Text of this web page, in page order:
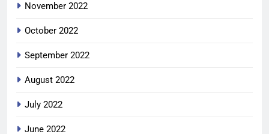
November 2022
October 2022
September 2022
August 2022
July 2022
June 2022